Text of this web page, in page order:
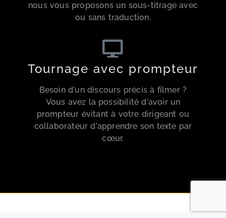
nous vous proposons un sous-titrage avec
ou sans traduction.
Tournage avec prompteur
Besoin d'un discours précis à filmer ?
Vous avez la possibilité d'avoir un
prompteur évitant à votre dirigeant ou
collaborateur d'apprendre son texte par
cœur.